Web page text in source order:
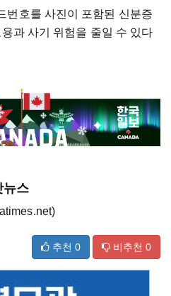
번호를 사진이 포함된 신분증
과 사기 위험을 줄일 수 있다
스
추천 0 비추천 0